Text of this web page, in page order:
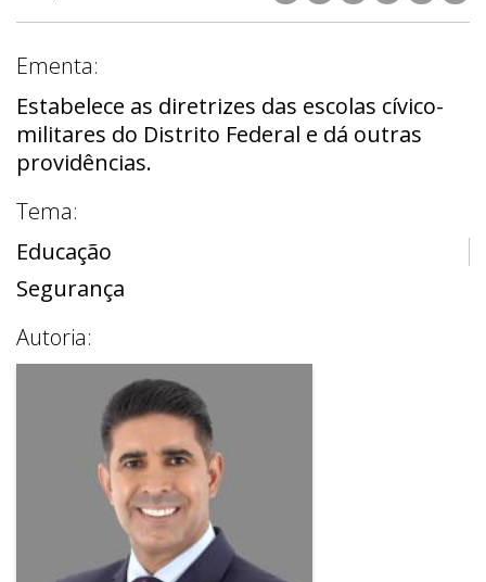
Ementa:
Estabelece as diretrizes das escolas cívico-
militares do Distrito Federal e dá outras
providências.
Tema:
Educação
Segurança
Autoria: